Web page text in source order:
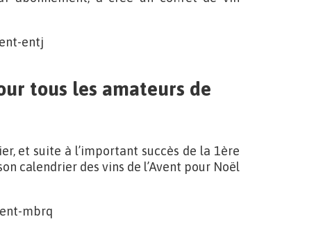
tous les amateurs de
et suite à l’important succès de la 1ère
calendrier des vins de l’Avent pour Noël